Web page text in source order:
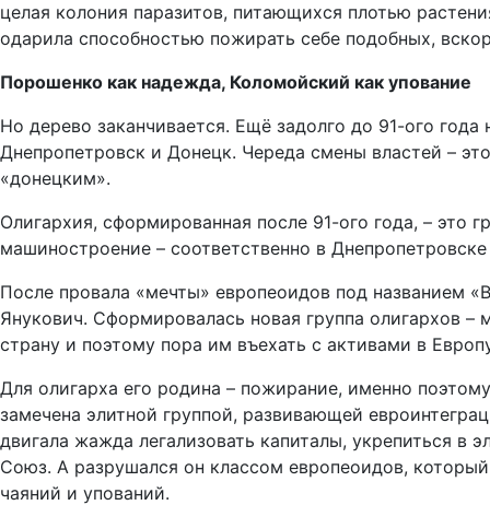
целая колония паразитов, питающихся плотью
одарила способностью пожирать себе подобных,
Порошенко как надежда, Коломойский как упование
Но дерево заканчивается. Ещё задолго до 91-ого
Днепропетровск и Донецк. Череда смены властей –
«донецким».
Олигархия, сформированная после 91-ого года, – это
машиностроение – соответственно в
После провала «мечты» европеоидов под названием
Янукович. Сформировалась новая группа олигархов
страну и поэтому пора им въехать с активами в
Для олигарха его родина – пожирание, именно
замечена элитной группой, развивающей
двигала жажда легализовать капиталы, укрепиться в
Союз. А разрушался он классом европеоидов,
чаяний и упований.